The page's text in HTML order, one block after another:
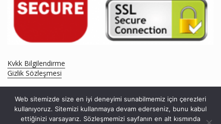
Kvkk Bilgilendirme
Gizlik Sözleşmesi
Web sitemizde size en iyi deneyimi sunabilmemiz için çerezleri
kullanıyoruz. Sitemizi kullanmaya devam ederseniz, bunu kabul
ettiğinizi varsayarız. Sözleşmemizi sayfanın en alt kısmında